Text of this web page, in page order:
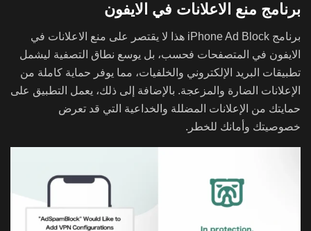
برنامج منع الاعلانات في الايفون
برنامج iPhone Ad Block هذا لا يقتصر على منع الاعلانات في
الايفون في المتصفحات فحسب، بل يوسع نطاق التصفية ليشمل
تطبيقات البريد الإلكتروني والخلفيات، مما يوفر حماية كاملة من
الإعلانات الضارة والمزعجة. بالإضافة إلى ذلك، يعمل التطبيق على
حمايتك من الإعلانات المضللة والخداعية التي قد تعرض
خصوصيتك وأمانك للخطر.